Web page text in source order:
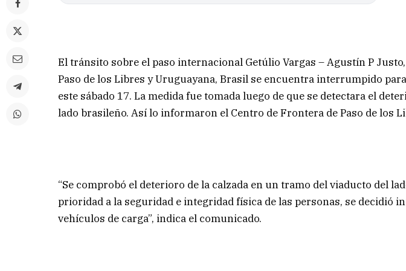
El tránsito sobre el paso internacional Getúlio Vargas – Agustín P
Paso de los Libres y Uruguayana, Brasil se encuentra interrumpido
este sábado 17. La medida fue tomada luego de que se detectara el
lado brasileño. Así lo informaron el Centro de Frontera de Paso de los
“Se comprobó el deterioro de la calzada en un tramo del viaducto del
prioridad a la seguridad e integridad física de las personas, se decidió
vehículos de carga”, indica el comunicado.